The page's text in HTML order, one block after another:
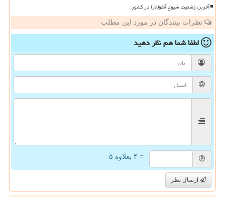
آخرین وضعیت شیوع آنفولانزا در کشور
نظرات بینندگان در مورد این مطلب
لطفا شما همنظر دهید
= ۴ بعلاوه ۵
ارسال نظر